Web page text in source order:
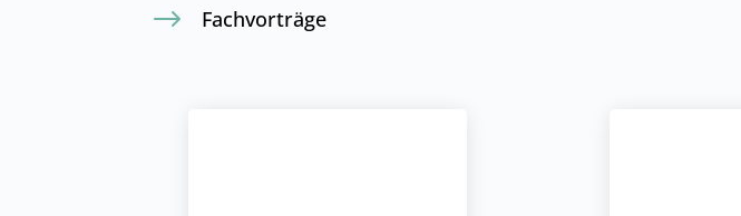
$ Fachvorträge